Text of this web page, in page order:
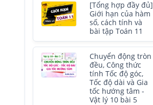
[Tổng hợp đầy đủ]
Giới hạn của hàm
số, cách tính và
bài tập Toán 11
Chuyển động tròn
đều, Công thức
tính Tốc độ góc,
Tốc độ dài và Gia
tốc hướng tâm -
Vật lý 10 bài 5